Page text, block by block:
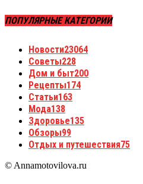
ПОПУЛЯРНЫЕ КАТЕГОРИИ
Новости23064
Советы228
Дом и быт200
Рецепты174
Статьи163
Мода138
Здоровье135
Обзоры99
Отдых и путешествия75
© Annamotovilova.ru